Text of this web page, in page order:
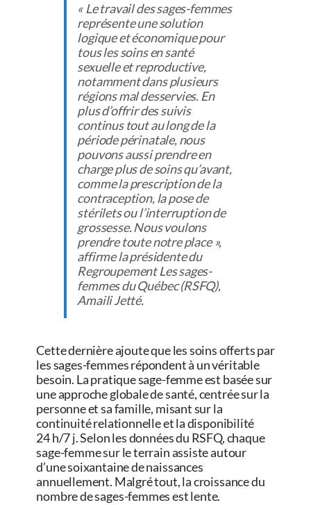
« Le travail des sages-femmes
représente une solution
logique et économique pour
tous les soins en santé
sexuelle et reproductive,
notamment dans plusieurs
régions mal desservies. En
plus d’offrir des suivis
continus tout au long de la
période périnatale, nous
pouvons aussi prendre en
charge plus de soins qu’avant,
comme la prescription de la
contraception, la pose de
stérilets ou l’interruption de
grossesse. Nous voulons
prendre toute notre place »,
affirme la présidente du
Regroupement Les sages-
femmes du Québec (RSFQ),
Amaili Jetté.
Cette dernière ajoute que les soins offerts par
les sages-femmes répondent à un véritable
besoin. La pratique sage-femme est basée sur
une approche globale de santé, centrée sur la
personne et sa famille, misant sur la
continuité relationnelle et la disponibilité
24 h/7 j. Selon les données du RSFQ, chaque
sage-femme sur le terrain assiste autour
d’une soixantaine de naissances
annuellement. Malgré tout, la croissance du
nombre de sages-femmes est lente.